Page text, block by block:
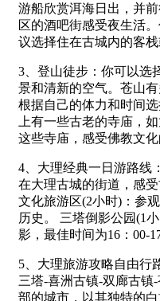
游船欣赏洱海日出，并
区的酒吧街感受夜生活
议选择住在古城内的客栈
3、登山徒步：你可以选
景和清新的空气。苍山
根据自己的体力和时间
上有一些古老的寺庙，
这些寺庙，感受佛教文化
4、大理经典一日游路线
在大理古城的街道，感
文化旅游区(2小时)：参
历史。 三塔倒影公园(1
影，最佳时间为16：00-17
5、大理旅游攻略自由行
三塔-喜洲古镇-双廊古镇
部的城市，以其独特的